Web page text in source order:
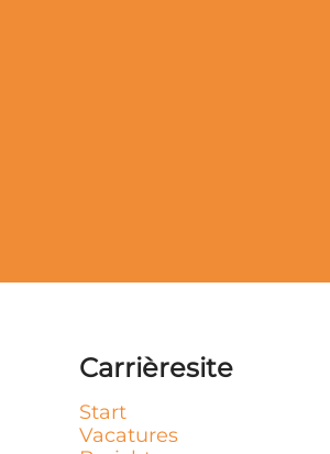
Carrièresite
Start
Vacatures